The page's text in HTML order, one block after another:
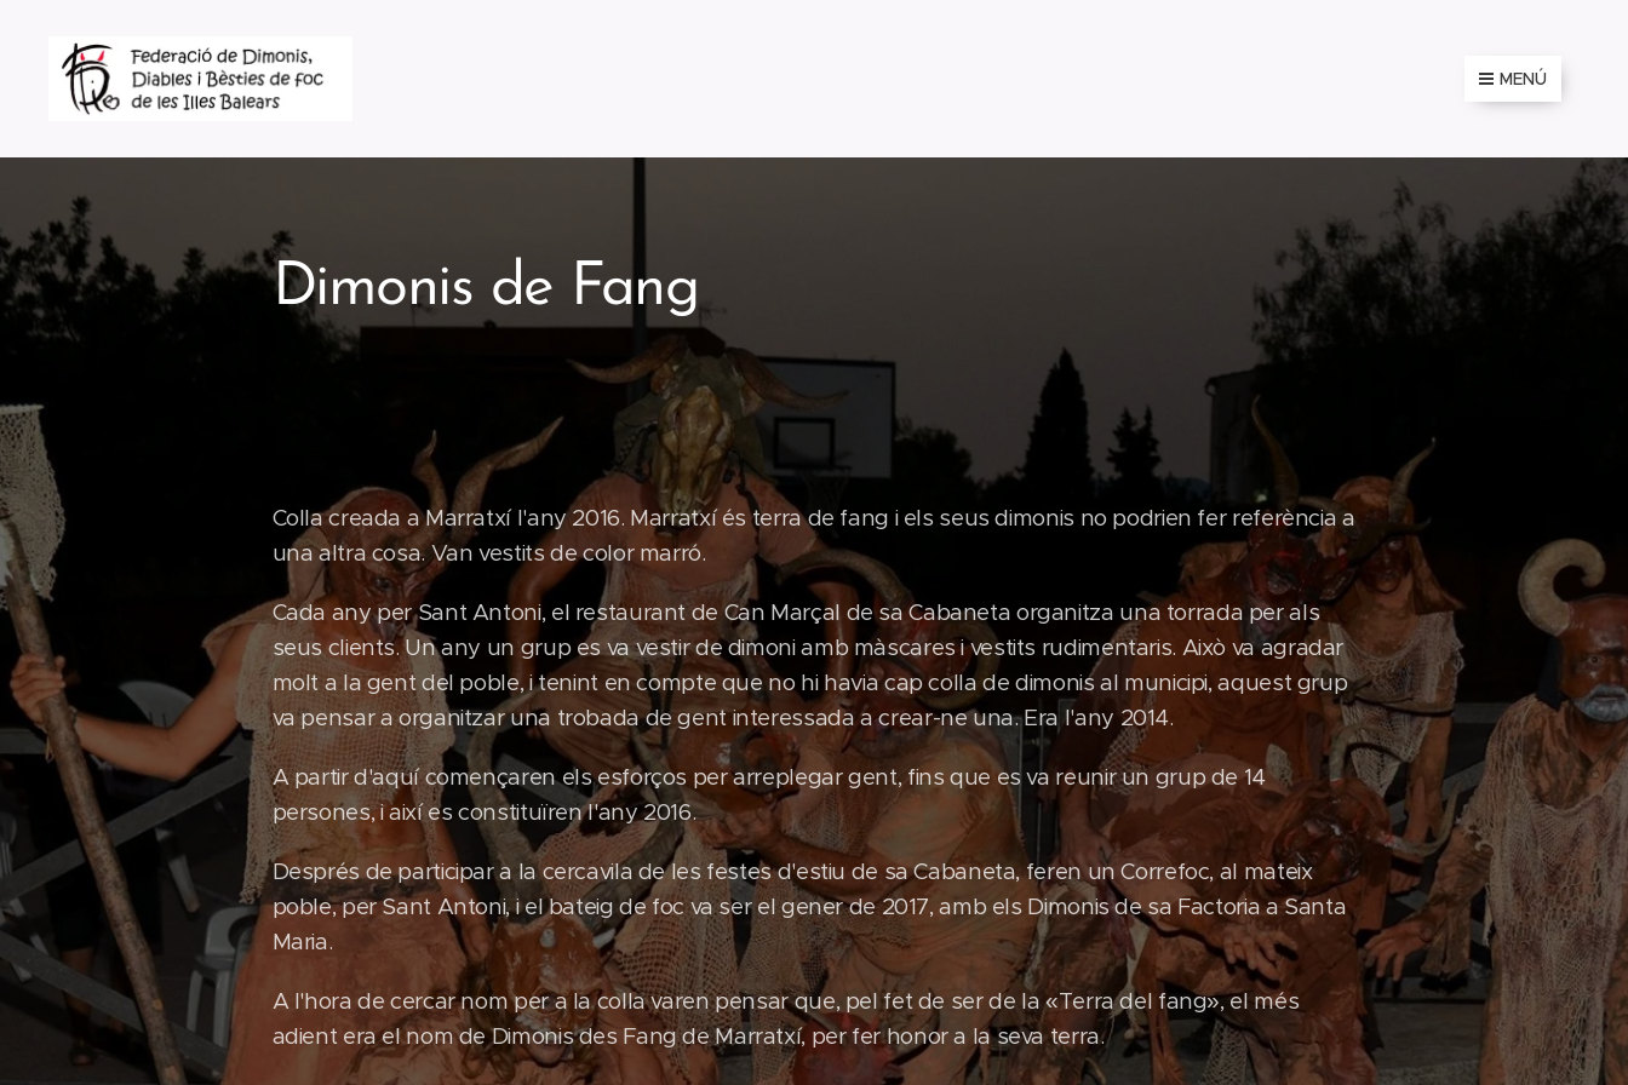
MENÚ
Dimonis de Fang
Colla creada a Marratxí l'any 2016. Marratxí és terra de fang i els seus dimonis no podrien fer referència a
una altra cosa. Van vestits de color marró.
Cada any per Sant Antoni, el restaurant de Can Marçal de sa Cabaneta organitza una torrada per als
seus clients. Un any un grup es va vestir de dimoni amb màscares i vestits rudimentaris. Això va agradar
molt a la gent del poble, i tenint en compte que no hi havia cap colla de dimonis al municipi, aquest grup
va pensar a organitzar una trobada de gent interessada a crear-ne una. Era l'any 2014.
A partir d'aquí començaren els esforços per arreplegar gent, fins que es va reunir un grup de 14
persones, i així es constituïren l'any 2016.
Després de participar a la cercavila de les festes d'estiu de sa Cabaneta, feren un Correfoc, al mateix
poble, per Sant Antoni, i el bateig de foc va ser el gener de 2017, amb els Dimonis de sa Factoria a Santa
Maria.
A l'hora de cercar nom per a la colla varen pensar que, pel fet de ser de la «Terra del fang», el més
adient era el nom de Dimonis des Fang de Marratxí, per fer honor a la seva terra.